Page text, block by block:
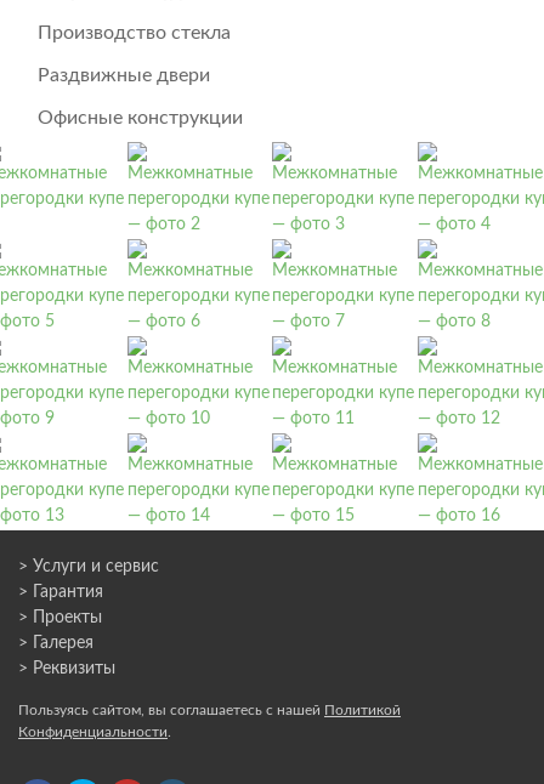
Производство стекла
Раздвижные двери
Офисные конструкции
> Услуги и сервис
> Гарантия
> Проекты
> Галерея
> Реквизиты
Пользуясь сайтом, вы соглашаетесь с нашей Политикой
Конфиденциальности